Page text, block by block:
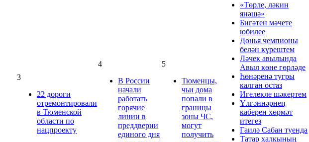
3
22 дороги
отремонтировали
в Тюменской
области по
нацпроекту
4
В России
начали
работать
горячие
линии в
преддверии
единого дня
5
Тюменцы,
чьи дома
попали в
границы
зоны ЧС,
могут
получить
«Төрле, ләкин
янәшә»
Бигәтен мәчете
юбилее
Дөнья чемпионы
белән күрештем
Ләчек авылында
Авыл көне гөрләде
Һөнәренә тугры
калган остаз
Игелекле шәкертем
Үлгәннәрнең
каберен хөрмәт
итегез
Гаилә Сабан туенда
Татар халкының